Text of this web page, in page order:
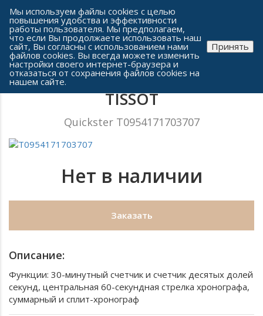
Сеть часовых салонов г. Челябинска
Мужские часы
TISSOT
Quickster T0954171703707
Нет в наличии
Заказать
Описание:
Функции: 30-минутный счетчик и счетчик десятых долей
секунд, центральная 60-секундная стрелка хронографа,
суммарный и сплит-хронограф
Мы используем файлы cookies с целью
повышения удобства и эффективности
работы пользователя. Мы предполагаем,
что если Вы продолжаете использовать наш
сайт, Вы согласны с использованием нами
файлов cookies. Вы всегда можете изменить
настройки своего интернет-браузера и
отказаться от сохранения файлов cookies на
нашем сайте.
Принять